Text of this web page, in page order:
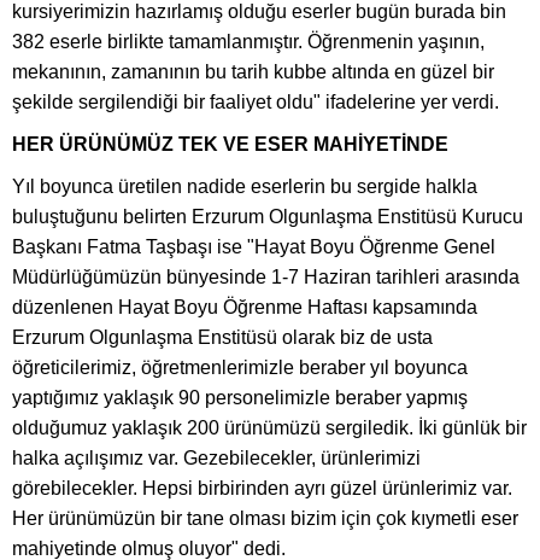
kursiyerimizin hazırlamış olduğu eserler bugün burada bin
382 eserle birlikte tamamlanmıştır. Öğrenmenin yaşının,
mekanının, zamanının bu tarih kubbe altında en güzel bir
şekilde sergilendiği bir faaliyet oldu" ifadelerine yer verdi.
HER ÜRÜNÜMÜZ TEK VE ESER MAHİYETİNDE
Yıl boyunca üretilen nadide eserlerin bu sergide halkla
buluştuğunu belirten Erzurum Olgunlaşma Enstitüsü Kurucu
Başkanı Fatma Taşbaşı ise "Hayat Boyu Öğrenme Genel
Müdürlüğümüzün bünyesinde 1-7 Haziran tarihleri arasında
düzenlenen Hayat Boyu Öğrenme Haftası kapsamında
Erzurum Olgunlaşma Enstitüsü olarak biz de usta
öğreticilerimiz, öğretmenlerimizle beraber yıl boyunca
yaptığımız yaklaşık 90 personelimizle beraber yapmış
olduğumuz yaklaşık 200 ürünümüzü sergiledik. İki günlük bir
halka açılışımız var. Gezebilecekler, ürünlerimizi
görebilecekler. Hepsi birbirinden ayrı güzel ürünlerimiz var.
Her ürünümüzün bir tane olması bizim için çok kıymetli eser
mahiyetinde olmuş oluyor" dedi.